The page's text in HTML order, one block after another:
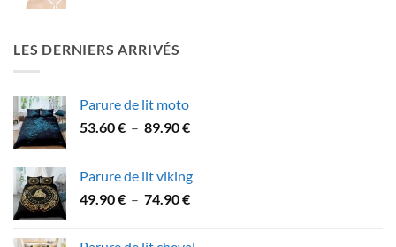
LES DERNIERS ARRIVÉS
Parure de lit moto
53.60€ – 89.90€Plage
53.60 €
à
Parure de lit viking
49.90€ – 74.90€Plage